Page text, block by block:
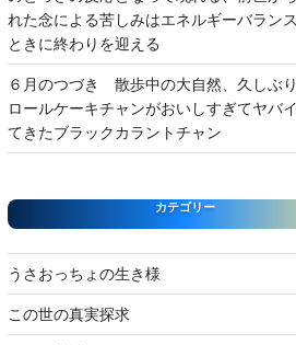
れた念による苦しみはエネルギーバラン
ときに終わりを迎える
６月のつづき 散歩中の大自然、久しぶ
ロールケーキチャンがおいしすぎてヤバ
てきたブラックカラントチャン
カテゴリー
うさおっちょの生き様
この世の真実探求